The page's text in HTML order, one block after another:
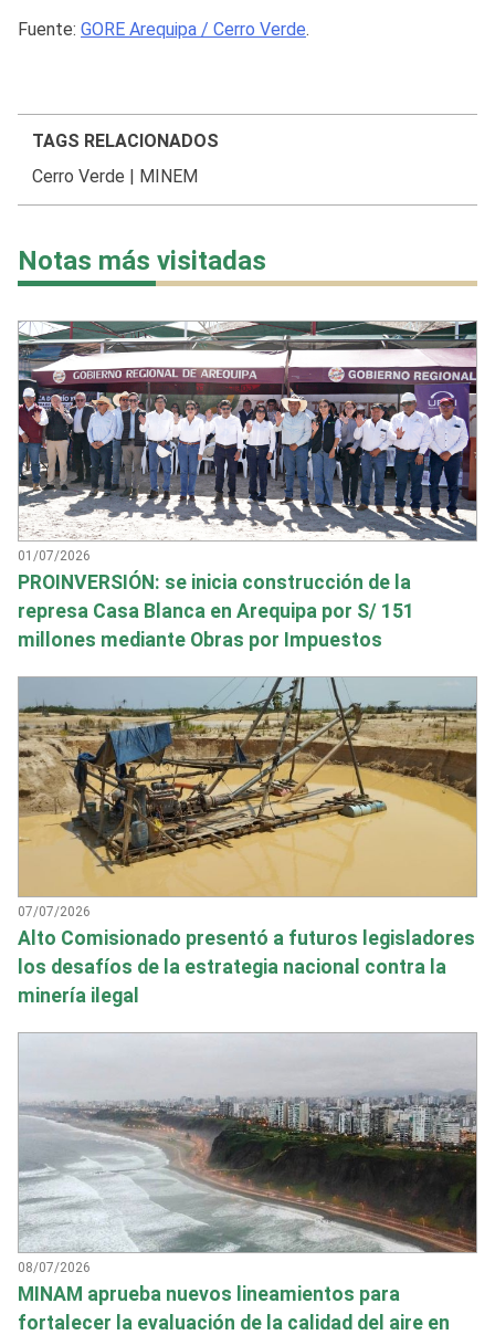
Fuente: GORE Arequipa / Cerro Verde.
TAGS RELACIONADOS
Cerro Verde
MINEM
Notas más visitadas
01/07/2026
PROINVERSIÓN: se inicia construcción de la
represa Casa Blanca en Arequipa por S/ 151
millones mediante Obras por Impuestos
07/07/2026
Alto Comisionado presentó a futuros legisladores
los desafíos de la estrategia nacional contra la
minería ilegal
08/07/2026
MINAM aprueba nuevos lineamientos para
fortalecer la evaluación de la calidad del aire en